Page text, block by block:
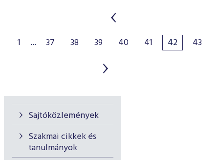
Sajtóközlemények
Szakmai cikkek és
tanulmányok
1 ... 37 38 39 40 41 42 43